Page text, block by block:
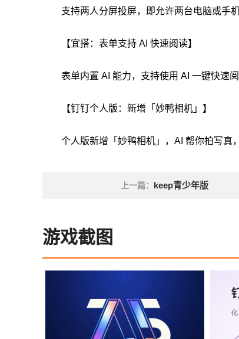
支持两人分屏投屏，即允许两台电脑或手
【宜搭：表单支持 AI 快速阅读】
表单内置 AI 能力，支持使用 AI 一键快速
【钉钉个人版：新增「妙鸭相机」】
个人版新增「妙鸭相机」，AI 帮你拍写真
上一篇： keep青少年版
游戏截图